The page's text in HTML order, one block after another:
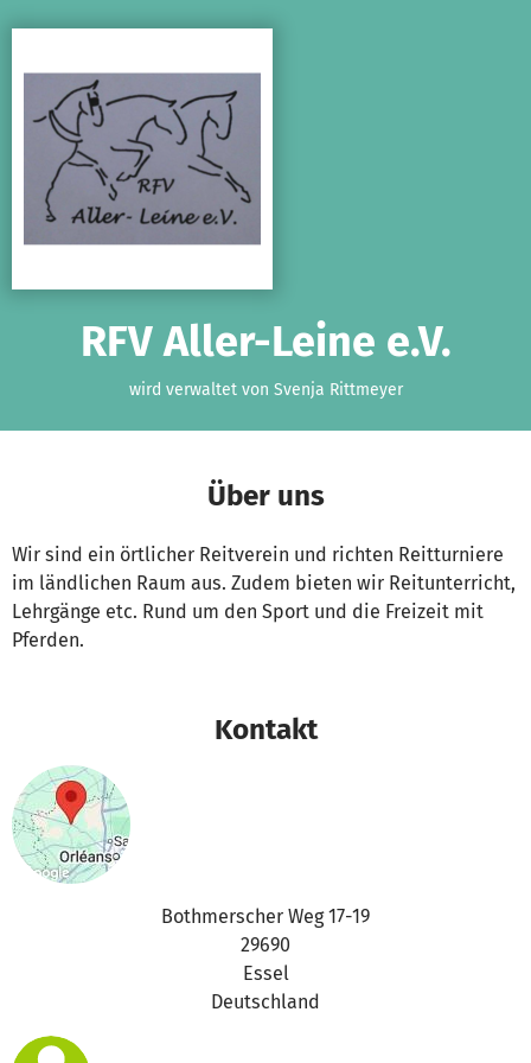
RFV Aller-Leine e.V.
wird verwaltet von Svenja Rittmeyer
Über uns
Wir sind ein örtlicher Reitverein und richten Reitturniere
im ländlichen Raum aus. Zudem bieten wir Reitunterricht,
Lehrgänge etc. Rund um den Sport und die Freizeit mit
Pferden.
Kontakt
Bothmerscher Weg 17-19
29690
Essel
Deutschland